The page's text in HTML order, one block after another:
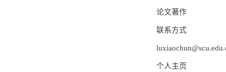
论文著作
联系方式
个人主页